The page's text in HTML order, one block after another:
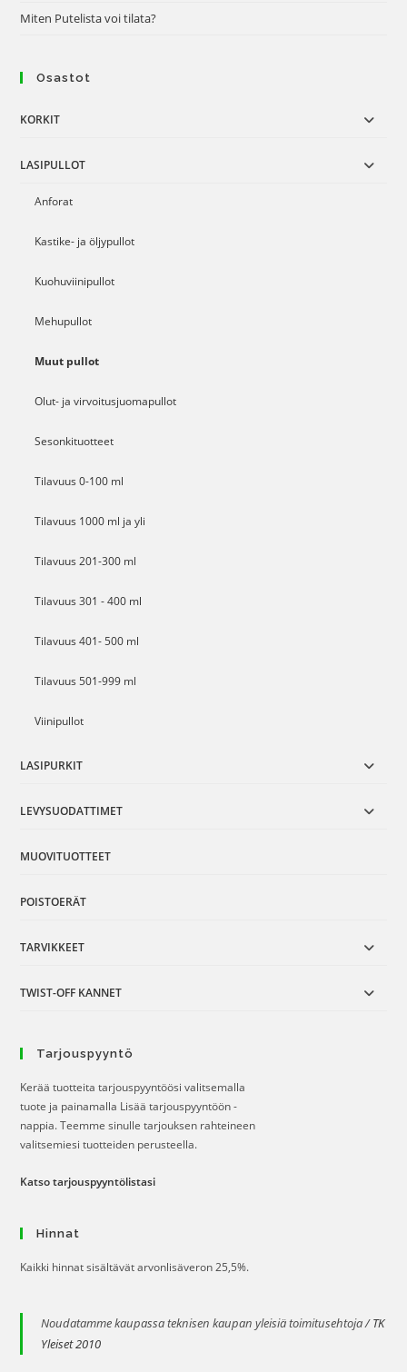
Miten Putelista voi tilata?
Osastot
KORKIT
LASIPULLOT
Anforat
Kastike- ja öljypullot
Kuohuviinipullot
Mehupullot
Muut pullot
Olut- ja virvoitusjuomapullot
Sesonkituotteet
Tilavuus 0-100 ml
Tilavuus 1000 ml ja yli
Tilavuus 201-300 ml
Tilavuus 301 - 400 ml
Tilavuus 401- 500 ml
Tilavuus 501-999 ml
Viinipullot
LASIPURKIT
LEVYSUODATTIMET
MUOVITUOTTEET
POISTOERÄT
TARVIKKEET
TWIST-OFF KANNET
Tarjouspyyntö
Kerää tuotteita tarjouspyyntöösi valitsemalla
tuote ja painamalla Lisää tarjouspyyntöön -
nappia. Teemme sinulle tarjouksen rahteineen
valitsemiesi tuotteiden perusteella.
Katso tarjouspyyntölistasi
Hinnat
Kaikki hinnat sisältävät arvonlisäveron 25,5%.
Noudatamme kaupassa teknisen kaupan yleisiä toimitusehtoja /TK
Yleiset 2010